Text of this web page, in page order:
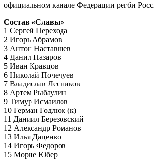
официальном канале Федерации регби
Состав «Славы»
1 Сергей Перехода
2 Игорь Абрамов
3 Антон Наставшев
4 Данил Назаров
5 Иван Кравцов
6 Николай Почечуев
7 Владислав Лесников
8 Артем Рыбаулин
9 Тимур Исмаилов
10 Герман Годлюк (к)
11 Даниил Березовский
12 Александр Романов
13 Илья Даценко
14 Игорь Федоров
15 Морне Юбер